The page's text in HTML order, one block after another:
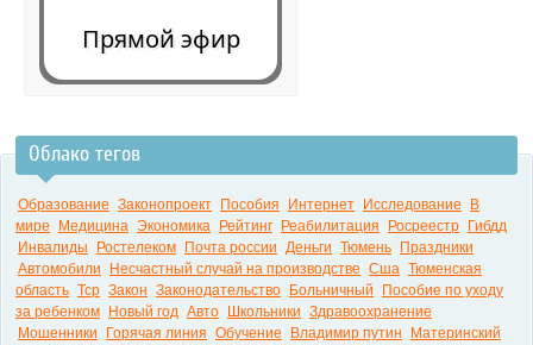
Прямой эфир
Облако тегов
Образование Законопроект Пособия Интернет Исследование
В
мире
Медицина Экономика Рейтинг Реабилитация Росреестр
Гибдд
Инвалиды
Ростелеком Почта россии Деньги Тюмень
Праздники
Автомобили
Несчастный случай на производстве Сша Тюменская
область Тср Закон Законодательство Больничный
Пособие по уходу
за ребенком
Новый год Авто Школьники Здравоохранение
Мошенники
Горячая линия Обучение Владимир путин
Материнский